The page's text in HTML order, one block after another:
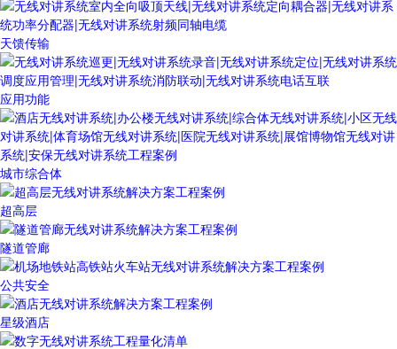
天馈传输
应用功能
城市综合体
超高层
隧道管廊
公共安全
星级酒店